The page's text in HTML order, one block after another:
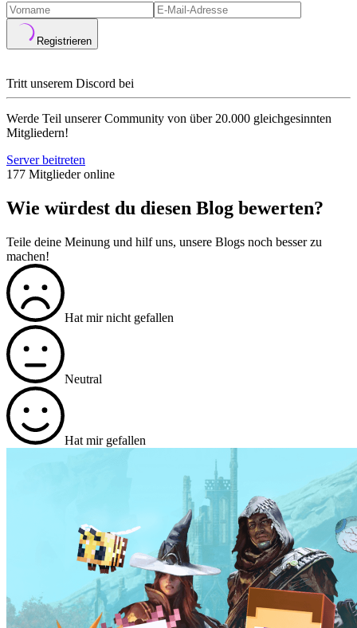
Registrieren
Tritt unserem Discord bei
Werde Teil unserer Community von über 20.000 gleichgesinnten
Mitgliedern!
Server beitreten
177 Mitglieder online
Wie würdest du diesen Blog bewerten?
Teile deine Meinung und hilf uns, unsere Blogs noch besser zu
machen!
Hat mir nicht gefallen
Neutral
Hat mir gefallen